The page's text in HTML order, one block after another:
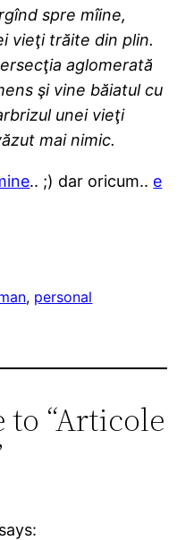
spre mîine,
vieţi trăite din plin.
aglomerată
şi vine băiatul cu
unei vieţi
mai nimic.
.. ;) dar oricum.. e
, personal
to “Articole
says: